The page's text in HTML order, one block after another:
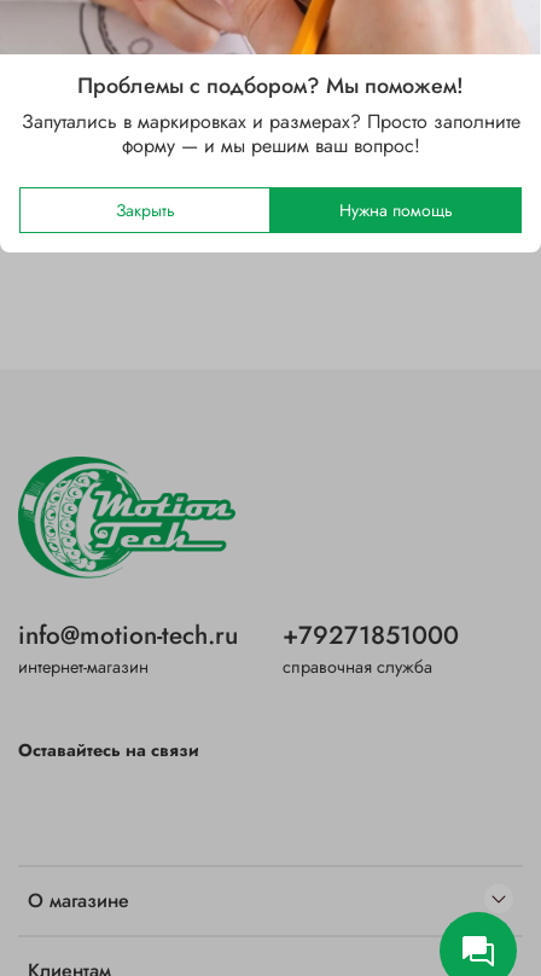
Характеристики
Бренд
Отзывы
О магазине
Клиентам
info@motion-tech.ru
интернет-магазин
+79271851000
справочная служба
Оставайтесь на связи
Проблемы с подбором? Мы поможем!
Запутались в маркировках и размерах? Просто заполните
форму — и мы решим ваш вопрос!
Закрыть Нужна помощь